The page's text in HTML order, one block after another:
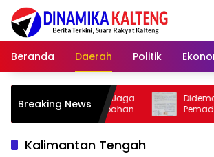
Langsung
konten
Beranda
Daerah Politik
Breaking News
Jaga
Didemo Warga, PLN Janji
Pemadaman Bergilir di
Mulai 5 Agustus
Kalimantan Tengah